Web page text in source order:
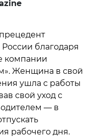
благодаря
компании
Женщина в свой
ушла с работы
свой уход с
— в
рабочего дня.